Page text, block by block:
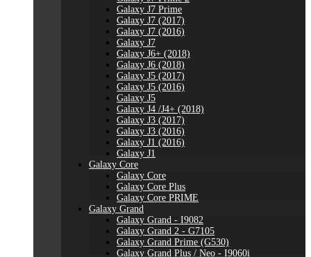
Galaxy J7 Prime
Galaxy J7 (2017)
Galaxy J7 (2016)
Galaxy J7
Galaxy J6+ (2018)
Galaxy J6 (2018)
Galaxy J5 (2017)
Galaxy J5 (2016)
Galaxy J5
Galaxy J4 /J4+ (2018)
Galaxy J3 (2017)
Galaxy J3 (2016)
Galaxy J1 (2016)
Galaxy J1
Galaxy Core
Galaxy Core
Galaxy Core Plus
Galaxy Core PRIME
Galaxy Grand
Galaxy Grand - I9082
Galaxy Grand 2 - G7105
Galaxy Grand Prime (G530)
Galaxy Grand Plus / Neo - I9060i